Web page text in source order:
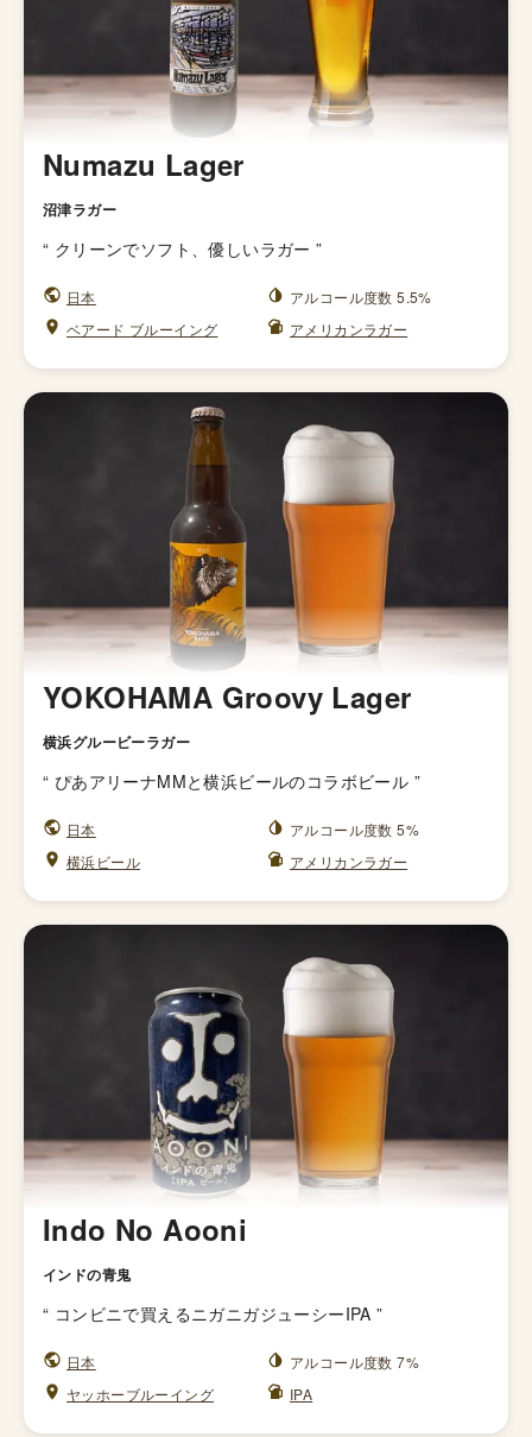
Numazu Lager
沼津ラガー
“ クリーンでソフト、優しいラガー ”
日本
アルコール度数 5.5%
ベアード ブルーイング
アメリカンラガー
YOKOHAMA Groovy Lager
横浜グルービーラガー
“ ぴあアリーナMMと横浜ビールのコラボビール ”
日本
アルコール度数 5%
横浜ビール
アメリカンラガー
Indo No Aooni
インドの青鬼
“ コンビニで買えるニガニガジューシーIPA ”
日本
アルコール度数 7%
ヤッホーブルーイング
IPA